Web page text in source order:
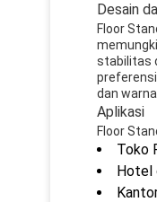
Desain
Floor
stabilitas
dan
Aplikasi
Floor
Toko
Hotel